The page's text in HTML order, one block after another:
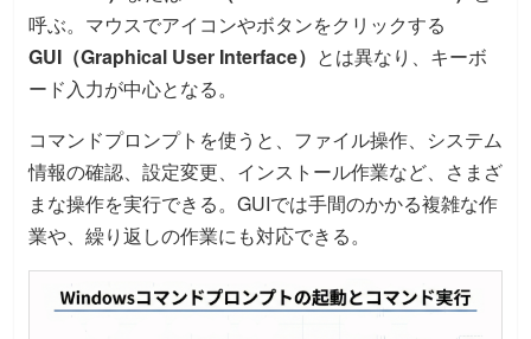
呼ぶ。マウスでアイコンやボタンをクリックする
GUI（Graphical User Interface） とは異なり、キーボ
ード入力が中心となる。
コマンドプロンプトを使うと、ファイル操作、システム
情報の確認、設定変更、インストール作業など、さまざ
まな操作を実行できる。GUIでは手間のかかる複雑な作
業や、繰り返しの作業にも対応できる。